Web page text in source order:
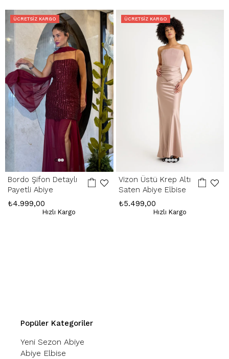
edilmemektedir.
Hatalı Ürün:Ürünün kusurlu olması durumunda, stoklarımızda varsa
yenisiyle değişim yapılır, yoksa kesintisiz ücret iadesi gerçekleştirilir.
İade Adresimiz: Kemerkaya Mah. Halkevi Cad. No 11 SpringStore - Ortahisar
/ Trabzon
Whatsapp Çağrı Merkezi:
085053217175
Bordo Şifon Detaylı
Payetli Abiye
₺4.999,00
Hızlı Kargo
ÜCRETSIZ KARGO
Vizon Üstü Krep Altı
Saten Abiye Elbise
₺5.499,00
Hızlı Kargo
ÜCRETSIZ KARGO
Popüler Kategoriler
Yeni Sezon Abiye
Abiye Elbise